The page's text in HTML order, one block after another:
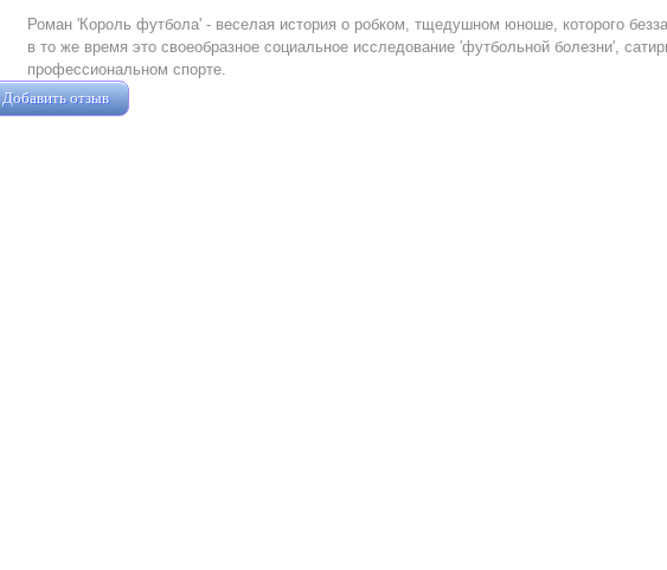
Роман 'Король футбола' - веселая история о робком, тщедушном юноше, которого
в то же время это своеобразное социальное исследование 'футбольной болезни',
профессиональном спорте.
Добавить отзыв